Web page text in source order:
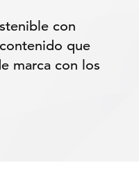
con
que
marca con los